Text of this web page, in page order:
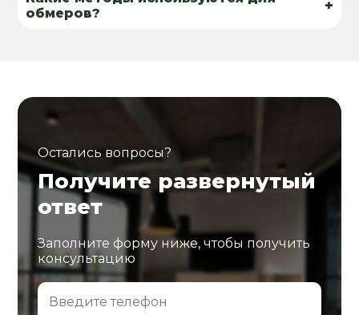
обмеров?
+
Остались вопросы?
Получите развернутый
ответ
Заполните форму ниже, чтобы получить
консультацию